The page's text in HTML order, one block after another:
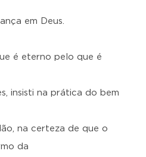
em Deus.
é eterno pelo que é
insisti na prática do bem
na certeza de que o
da